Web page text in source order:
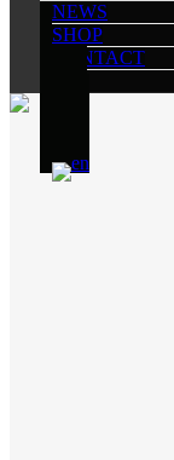
NEWS
SHOP
CONTACT